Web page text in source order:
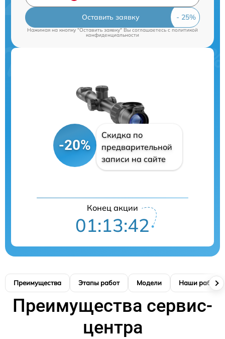
Оставить заявку
Нажимая на кнопку "Оставить заявку" Вы соглашаетесь cполитикой
конфиденциальности
-20%
Скидка по
предварительной
записи на сайте
Конец акции
01:13:41
Преимущества Этапы работ Модели Наши работы
Преимущества сервис-
центра